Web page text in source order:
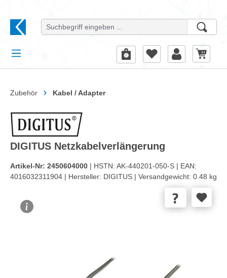
Zubehör Kabel / Adapter
DIGITUS Netzkabelverlängerung
Artikel-Nr: 2450604000 | HSTN: AK-440201-050-S | EAN:
4016032311904 | Hersteller: DIGITUS | Versandgewicht: 0.48 kg